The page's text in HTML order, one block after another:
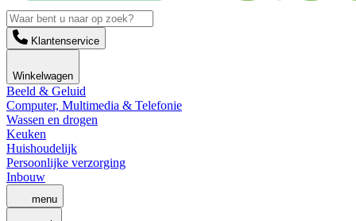
Klantenservice
Winkelwagen
Beeld & Geluid
Computer, Multimedia & Telefonie
Wassen en drogen
Keuken
Huishoudelijk
Persoonlijke verzorging
Inbouw
menu